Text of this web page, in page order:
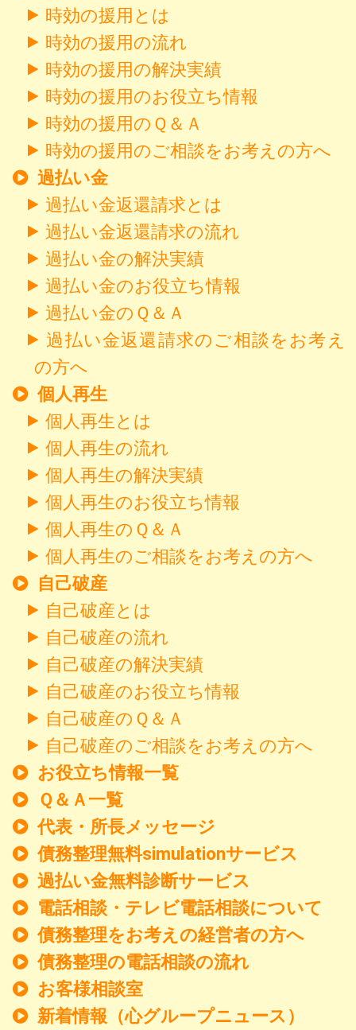
時効の援用とは
時効の援用の流れ
時効の援用の解決実績
時効の援用のお役立ち情報
時効の援用のＱ＆Ａ
時効の援用のご相談をお考えの方へ
過払い金
過払い金返還請求とは
過払い金返還請求の流れ
過払い金の解決実績
過払い金のお役立ち情報
過払い金のＱ＆Ａ
過払い金返還請求のご相談をお考え
の方へ
個人再生
個人再生とは
個人再生の流れ
個人再生の解決実績
個人再生のお役立ち情報
個人再生のＱ＆Ａ
個人再生のご相談をお考えの方へ
自己破産
自己破産とは
自己破産の流れ
自己破産の解決実績
自己破産のお役立ち情報
自己破産のＱ＆Ａ
自己破産のご相談をお考えの方へ
お役立ち情報一覧
Ｑ＆Ａ一覧
代表・所長メッセージ
債務整理無料simulationサービス
過払い金無料診断サービス
電話相談・テレビ電話相談について
債務整理をお考えの経営者の方へ
債務整理の電話相談の流れ
お客様相談室
新着情報 （心グループニュース）